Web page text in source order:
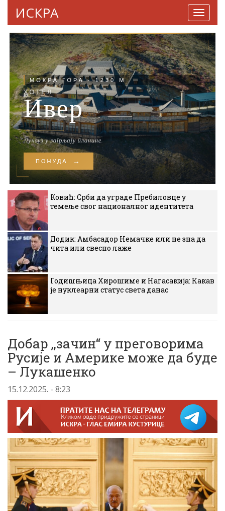
ИСКРА
Ковић: Срби да уграде Пребиловце у
темеље свог националног идентитета
Додик: Амбасадор Немачке или не зна да
чита или свесно лаже
Годишњица Хирошиме и Нагасакија: Какав
је нуклеарни статус света данас
Добар ,,зачин“ у преговорима
Русије и Америке може да буде
– Лукашенко
15.12.2025. - 8:23